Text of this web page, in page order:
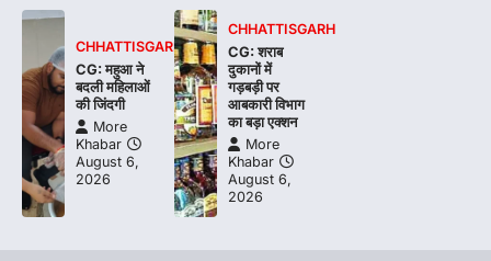
CHHATTISGARH
CG: महुआ ने
बदली महिलाओं
की जिंदगी
More
Khabar
August 6,
2026
CHHATTISGARH
CG: शराब
दुकानों में
गड़बड़ी पर
आबकारी विभाग
का बड़ा एक्शन
More
Khabar
August 6,
2026